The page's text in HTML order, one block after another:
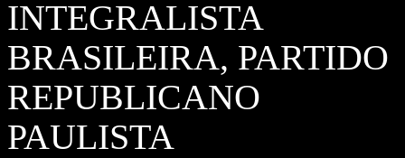
INTEGRALISTA
BRASILEIRA, PARTIDO
REPUBLICANO
PAULISTA